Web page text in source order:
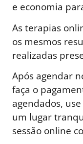
e economia
As terapias
os mesmos
realizadas
Após agendar
faça o
agendados,
um lugar
sessão online